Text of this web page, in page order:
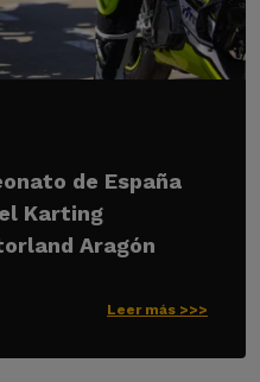
de España
Karting
Aragón
Leer más >>>